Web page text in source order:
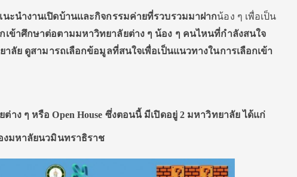
ะนํางานเปิดบ้านเเละกิจกรรมค่ายที่รวบรวมมาฝากน้อง ๆ เพื่อเป็น
กเข้าศึกษาต่อตามมหาวิทยาลัยต่าง ๆ น้อง ๆ คนไหนที่กําลังสนใจ
าลัย ดูสามารถเลือกข้อมูลที่สนใจเพื่อเป็นแนวทางในการเลือกเข้า
าง ๆ หรือ Open House ซึ่งตอนนี้ มีเปิดอยู่ 2 มหาวิทยาลัย ได้แก่
องมหาลัยนวมินทราธิราช